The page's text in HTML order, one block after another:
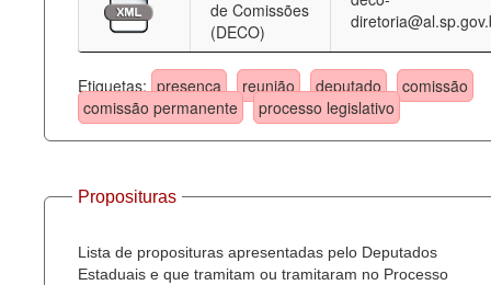
de Comissões
(DECO)
Etiquetas: presença reunião deputado
comissão
comissão permanente
processo legislativo
Proposituras
Lista de proposituras apresentadas pelo Deputados
Estaduais e que tramitam ou tramitaram no Processo